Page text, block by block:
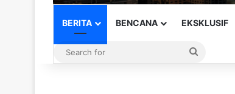
BERITA BENCANA EKSKLUSIF